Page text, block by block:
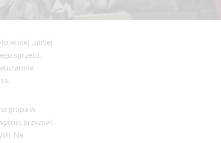
w niej „mniej
sprzętu,
grupa w
przyznał,
Na